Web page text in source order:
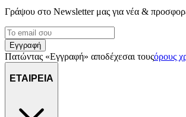
Γράψου στο Νewsletter μας για νέα &
Εγγραφή
Πατώντας «Εγγραφή» αποδέχεσαι τουςόρους
ΕΤΑΙΡΕΙΑ